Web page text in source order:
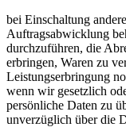
bei Einschaltung
Auftragsabwicklung
durchzuführen, die
erbringen, Waren zu
Leistungserbringung
wenn wir gesetzlich
persönliche Daten zu
unverzüglich über die